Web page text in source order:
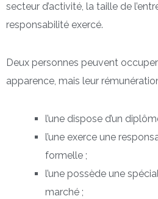
secteur d’activité, la taille de
responsabilité exercé.
Deux personnes peuvent
apparence, mais leur
l’une dispose d’un
l’une exerce une
formelle ;
l’une possède une
marché ;